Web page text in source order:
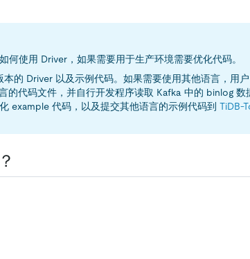
何使用 Driver，如果需要用于生产环境需要优化代码。
本的 Driver 以及示例代码。如果需要使用其他语言，用
的代码文件，并自行开发程序读取 Kafka 中的 binlog 数
example 代码，以及提交其他语言的示例代码到 TiDB-